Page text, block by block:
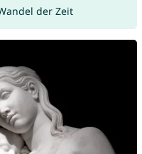
der Zeit